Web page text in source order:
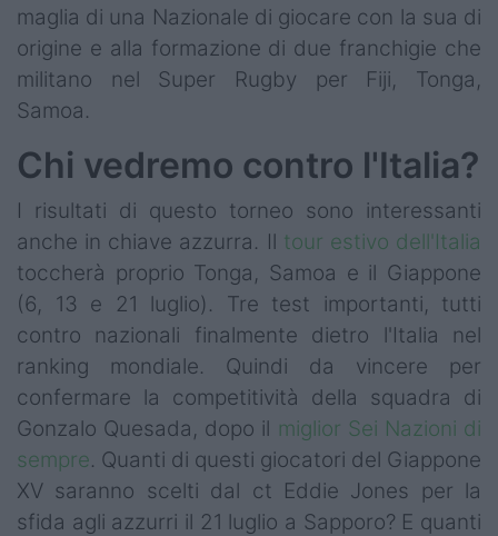
maglia di una Nazionale di giocare con la sua di
origine e alla formazione di due franchigie che
militano nel Super Rugby per Fiji, Tonga,
Samoa.
Chi vedremo contro l'Italia?
I risultati di questo torneo sono interessanti
anche in chiave azzurra. Il tour estivo dell'Italia
toccherà proprio Tonga, Samoa e il Giappone
(6, 13 e 21 luglio). Tre test importanti, tutti
contro nazionali finalmente dietro l'Italia nel
ranking mondiale. Quindi da vincere per
confermare la competitività della squadra di
Gonzalo Quesada, dopo il miglior Sei Nazioni di
sempre. Quanti di questi giocatori del Giappone
XV saranno scelti dal ct Eddie Jones per la
sfida agli azzurri il 21 luglio a Sapporo? E quanti